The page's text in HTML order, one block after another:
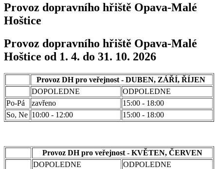
Provoz dopravního hřiště Opava-Malé
Hoštice
Provoz dopravního hřiště Opava-Malé
Hoštice od 1. 4. do 31. 10. 2026
Provoz DH pro veřejnost - DUBEN, ZÁŘÍ, ŘÍJEN
DOPOLEDNE
ODPOLEDNE
Po-Pá
zavřeno
15:00 - 18:00
So, Ne 10:00 - 12:00 15:00 - 18:00
Provoz DH pro veřejnost - KVĚTEN, ČERVEN
DOPOLEDNE
ODPOLEDNE